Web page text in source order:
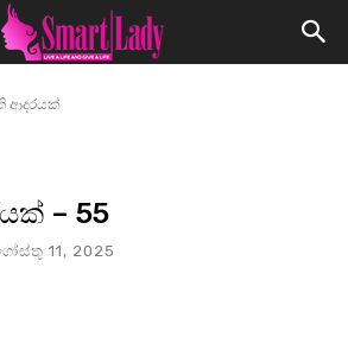
ආදරයක්
– 55
11, 2025